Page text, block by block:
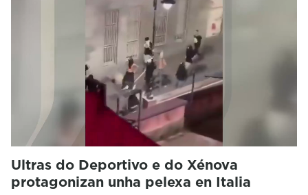
Ultras do Deportivo e do Xénova
protagonizan unha pelexa en Italia